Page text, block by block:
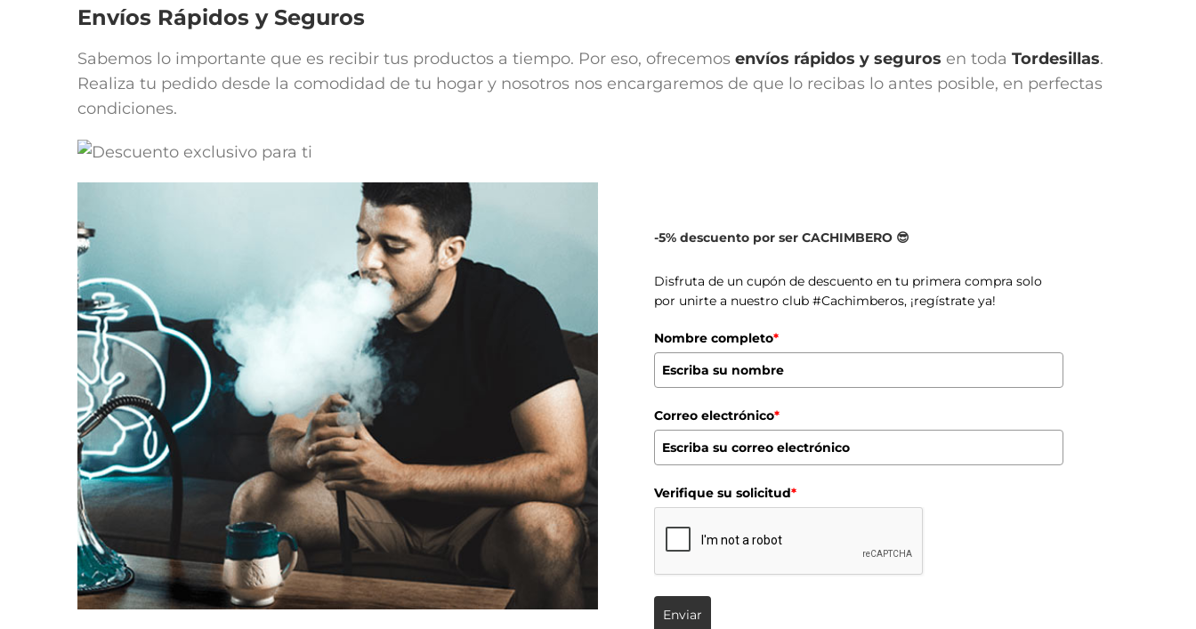
Envíos Rápidos y Seguros
Sabemos lo importante que es recibir tus productos a tiempo. Por eso, ofrecemos envíos rápidos y seguros en toda Tordesillas.
Realiza tu pedido desde la comodidad de tu hogar y nosotros nos encargaremos de que lo recibas lo antes posible, en perfectas
condiciones.
-5% descuento por ser CACHIMBERO 😎
Disfruta de un cupón de descuento en tu primera compra solo
por unirte a nuestro club #Cachimberos, ¡regístrate ya!
Nombre completo*
Correo electrónico*
Verifique su solicitud*
Enviar